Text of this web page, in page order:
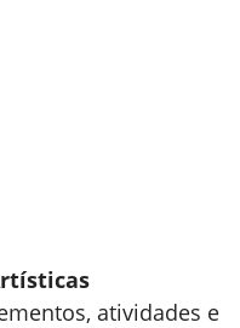
atividades e